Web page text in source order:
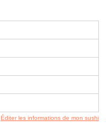
Éditer les informations de mon sushi